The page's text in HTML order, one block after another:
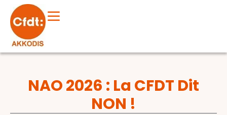
NAO 2026 : La CFDT Dit
NON !